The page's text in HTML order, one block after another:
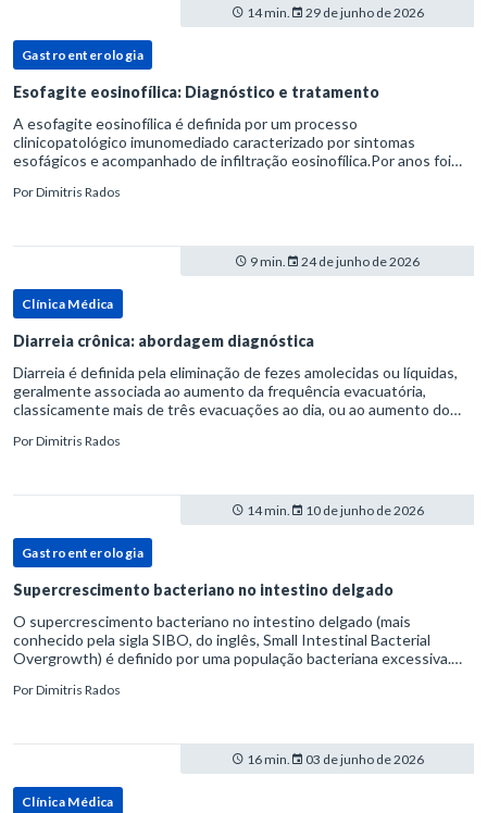
14 min. 29 de junho de 2026
Gastroenterologia
Esofagite eosinofílica: Diagnóstico e tratamento
A esofagite eosinofílica é definida por um processo
clinicopatológico imunomediado caracterizado por sintomas
esofágicos e acompanhado de infiltração eosinofílica.Por anos foi
refluxo gastr
PorDimitris Rados
9 min. 24 de junho de 2026
Clínica Médica
Diarreia crônica: abordagem diagnóstica
Diarreia é definida pela eliminação de fezes amolecidas ou líquidas,
geralmente associada ao aumento da frequência evacuatória,
classicamente mais de três evacuações ao dia, ou ao aumento do
PorDimitris Rados
14 min. 10 de junho de 2026
Gastroenterologia
Supercrescimento bacteriano no intestino delgado
O supercrescimento bacteriano no intestino delgado (mais
conhecido pela sigla SIBO, do inglês, Small Intestinal Bacterial
Overgrowth) é definido por uma população bacteriana excessiva.
PorDimitris Rados
16 min. 03 de junho de 2026
Clínica Médica